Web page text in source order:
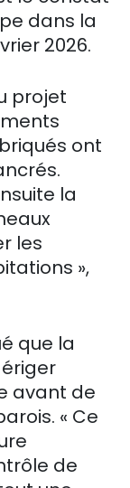
dans la
2026.
projet
ont
la
les
»,
que la
avant de
« Ce
de